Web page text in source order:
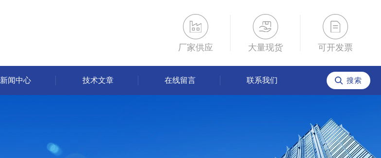
厂家供应 大量现货 可开发票
新闻中心 技术文章 在线留言 联系我们